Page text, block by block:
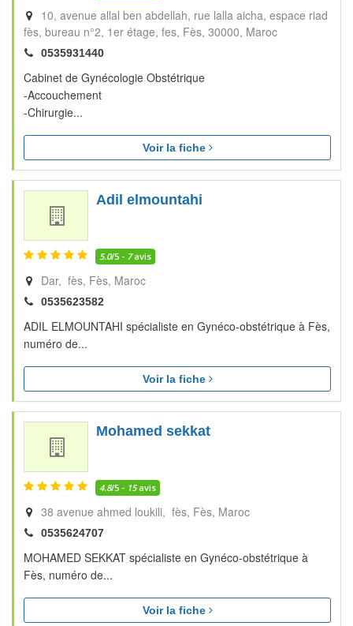
10, avenue allal ben abdellah, rue lalla aicha, espace riad
fès, bureau n°2, 1er étage, fes Fès 30000 Maroc
0535931440
Cabinet de Gynécologie Obstétrique
-Accouchement
-Chirurgie...
Voir la fiche
Adil elmountahi
5.0/5 - 7avis
Dar, fès Fès Maroc
0535623582
ADIL ELMOUNTAHI spécialiste en Gynéco-obstétrique à Fès,
numéro de...
Voir la fiche
Mohamed sekkat
4.8/5 - 15avis
38 avenue ahmed loukili, fès Fès Maroc
0535624707
MOHAMED SEKKAT spécialiste en Gynéco-obstétrique à
Fès, numéro de...
Voir la fiche